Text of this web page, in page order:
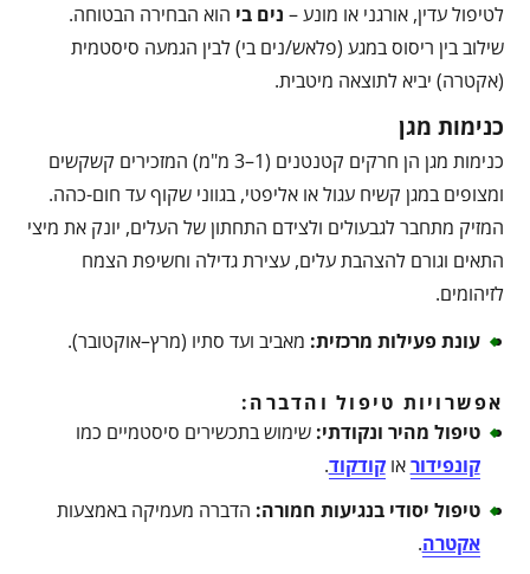
לטיפול עדין, אורגני או מונע – נים בי הוא הבחירה הבטוחה.
שילוב בין ריסוס במגע (פלאש/נים בי) לבין הגמעה סיסטמית
(אקטרה) יביא לתוצאה מיטבית.
כנימות מגן
כנימות מגן הן חרקים קטנטנים (1–3 מ"מ) המזכירים קשקשים
ומצופים במגן קשיח עגול או אליפטי, בגווני שקוף עד חום-כהה.
המזיק מתחבר לגבעולים ולצידם התחתון של העלים, יונק את מיצי
התאים וגורם להצהבת עלים, עצירת גדילה וחשיפת הצמח
לזיהומים.
עונת פעילות מרכזית: מאביב ועד סתיו (מרץ–אוקטובר).
אפשרויות טיפול והדברה:
טיפול מהיר ונקודתי: שימוש בתכשירים סיסטמיים כמו
קונפידוראוקודקוד.
טיפול יסודי בנגיעות חמורה: הדברה מעמיקה באמצעות
אקטרה.